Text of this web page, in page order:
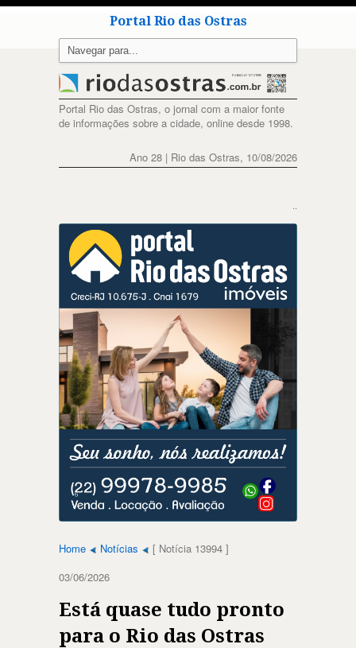
Portal Rio das Ostras
Portal Rio das Ostras, o jornal com a maior fonte
de informações sobre a cidade, online desde 1998.
Ano 28 | Rio das Ostras, 10/08/2026
..
Home Notícias
[ Notícia 13994 ]
03/06/2026
Está quase tudo pronto
para o Rio das Ostras